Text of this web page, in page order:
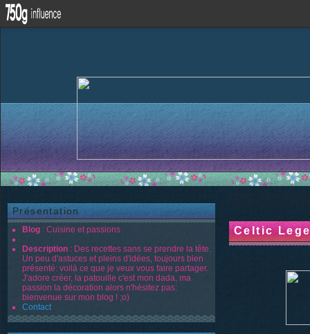
Présentation
Blog : Cuisine et passions
Description : Des recettes sans se prendre la tête.
Un peu d'astuces et pleins d'idées, toujours bien
présenté: voilà ce que je veux vous faire partager.
J'adore créer, la patouille c'est mon dada, ma
passion la décoration alors n'hésitez pas:
bienvenue sur mon blog ! ;o)
Contact
Celtic